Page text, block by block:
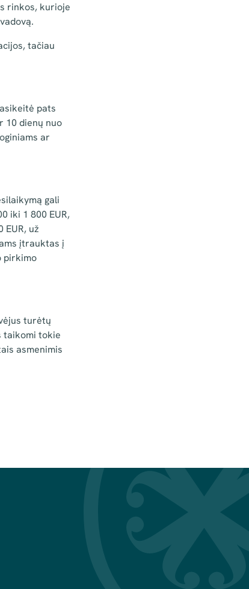
rinkos, kurioje
tačiau
pats
10 dienų nuo
ar
gali
iki 1 800 EUR,
EUR, už
įtrauktas į
pirkimo
turėtų
taikomi tokie
asmenimis